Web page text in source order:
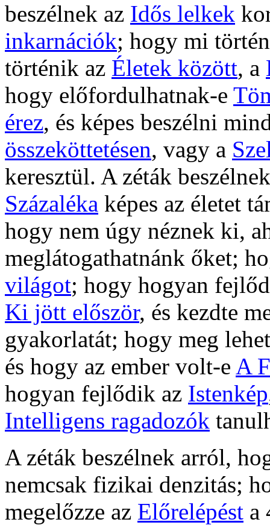
beszélnek az Idős lelkek
inkarnációk; hogy mi
történik az Életek között, a
hogy előfordulhatnak-e
érez, és képes beszélni
összeköttetésen, vagy a
keresztül. A zéták
Százaléka képes az életet
hogy nem úgy néznek ki,
meglátogathatnánk őket;
világot; hogy hogyan
Ki jött először, és kezdte
gyakorlatát; hogy meg
és hogy az ember volt-e A
hogyan fejlődik az Istenkép
Intelligens ragadozók
A zéták beszélnek arról,
nemcsak fizikai denzitás;
megelőzze az Előrelépést a